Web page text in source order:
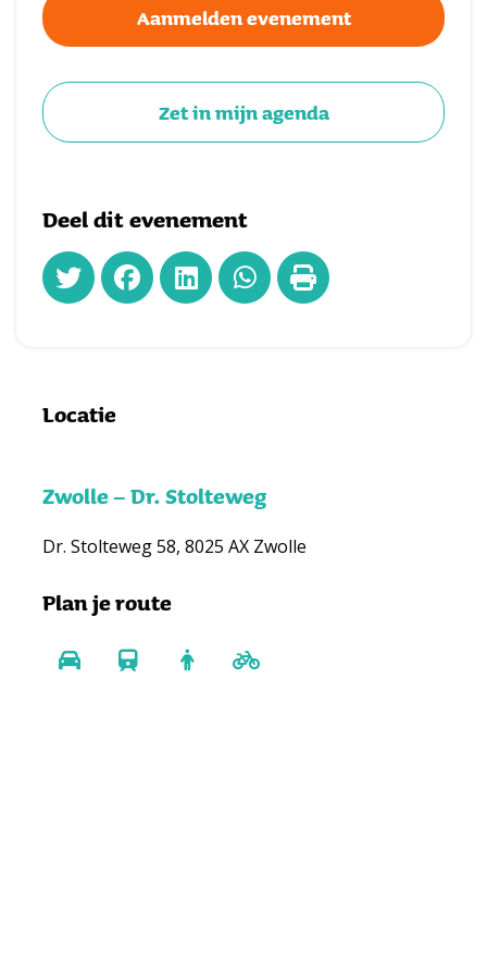
Aanmelden evenement
Zet in mijn agenda
Deel dit evenement
Locatie
Zwolle – Dr. Stolteweg
Dr. Stolteweg 58, 8025 AX Zwolle
Plan je route